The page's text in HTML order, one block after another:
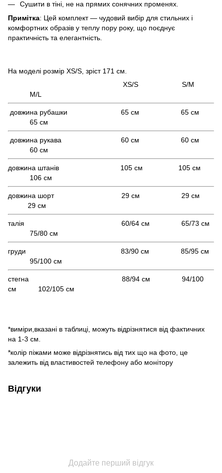
Сушити в тіні, не на прямих сонячних променях.
Примітка: Цей комплект — чудовий вибір для стильних і
комфортних образів у теплу пору року, що поєднує
практичність та елегантність.
На моделі розмір XS/S, зріст 171 см.
XS/S S/M
M/L
довжина рубашки 65 см 65 см
65 см
довжина рукава 60 см 60 см
60 см
довжина штанів 105 см 105 см
106 см
довжина шорт 29 см 29 см
29 см
талія 60/64 см 65/73 см
75/80 см
груди 83/90 см 85/95 см
95/100 см
стегна 88/94 см 94/100
см 102/105 см
*виміри,вказані в таблиці, можуть відрізнятися від фактичних
на 1-3 см.
*колір піжами може відрізнятись від тих що на фото, це
залежить від властивостей телефону або монітору
Відгуки
Додайте перший відгук